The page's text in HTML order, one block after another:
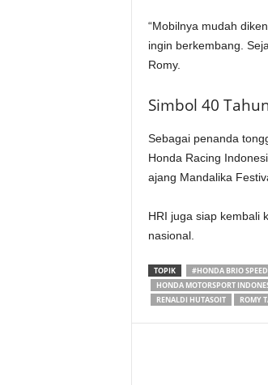
“Mobilnya mudah
ingin berkembang.
Romy.
Simbol 40
Sebagai penanda
Honda Racing
ajang Mandalika
HRI juga siap kembali
nasional.
TOPIK #HONDA BRIO
HONDA MOTORSPORT
RENALDI HUTASOIT
ROMY